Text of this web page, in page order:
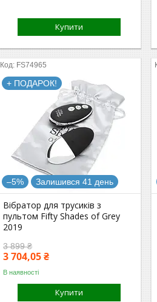
Купити
FS74965
+ ПОДАРОК!
–5% Залишився 41 день
Вібратор для трусиків з
пультом Fifty Shades of Grey
2019
3 899 ₴
3 704,05 ₴
В наявності
Купити